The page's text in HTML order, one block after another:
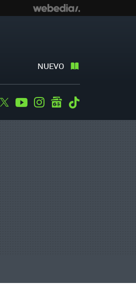
NUEVO
TwitterYoutubeInstagramgooglenews